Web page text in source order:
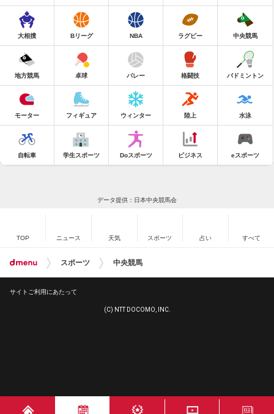
大相撲 Bリーグ NBA ラグビー 中央競馬
地方競馬 卓球 バレー 格闘技 バドミントン
モーター フィギュア ウィンター 陸上 水泳
自転車 学生スポーツ Doスポーツ ビジネス eスポーツ
データ提供：日本中央競馬会
TOP ニュース 天気 スポーツ 占い すべて
スポーツ 中央競馬
サイトご利用にあたって
(C) NTT DOCOMO, INC.